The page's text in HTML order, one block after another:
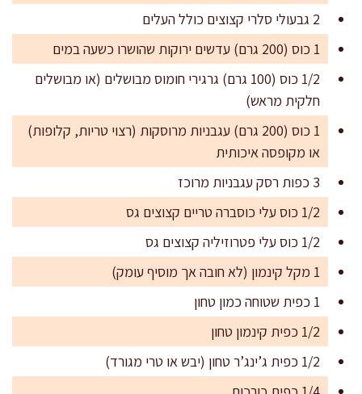
2 גבעולי סלרי קצוצים כולל העלים
1 כוס (200 גרם) עדשים ירוקות שהושרו כשעה במים
1/2 כוס (100 גרם) גרגירי חומוס מבושלים (או מבושלים
חלקית מראש)
1 כוס (200 גרם) עגבניות מרוסקות (רצוי טריות, קלופות)
או מקופסה איכותית
3 כפות רסק עגבניות מרוכז
1/2 כוס עלי כוסברה טריים קצוצים גס
1/2 כוס עלי פטרוזיליה קצוצים גס
1 מקל קינמון (לא חובה אך מוסיף עומק)
1 כפית שטוחה כמון טחון
1/2 כפית קינמון טחון
1/2 כפית ג’ינג’ר טחון (יבש או טרי מגורד)